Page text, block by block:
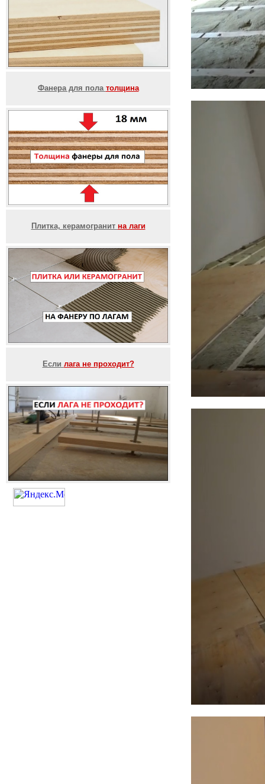
Фанера для пола толщина
Плитка, керамогранит на лаги
Если лага не проходит?